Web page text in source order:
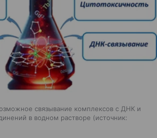
связывание комплексов с ДНК и
в водном растворе
источник: